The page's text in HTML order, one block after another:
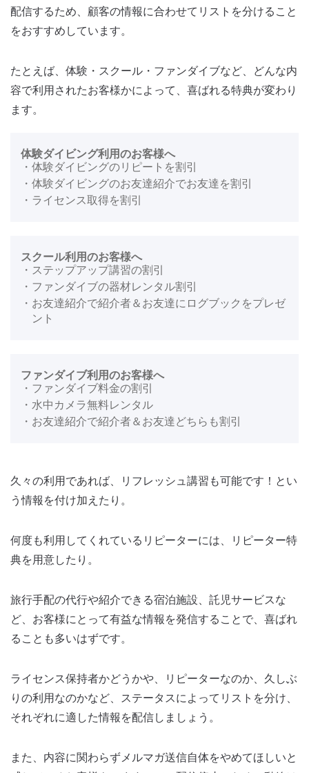
配信するため、顧客の情報に合わせてリストを分けること
をおすすめしています。
たとえば、体験・スクール・ファンダイブなど、どんな内
容で利用されたお客様かによって、喜ばれる特典が変わり
ます。
体験ダイビング利用のお客様へ
・体験ダイビングのリピートを割引
・体験ダイビングのお友達紹介でお友達を割引
・ライセンス取得を割引
スクール利用のお客様へ
・ステップアップ講習の割引
・ファンダイブの器材レンタル割引
・お友達紹介で紹介者＆お友達にログブックをプレゼ
ント
ファンダイブ利用のお客様へ
・ファンダイブ料金の割引
・水中カメラ無料レンタル
・お友達紹介で紹介者＆お友達どちらも割引
久々の利用であれば、リフレッシュ講習も可能です！とい
う情報を付け加えたり。
何度も利用してくれているリピーターには、リピーター特
典を用意したり。
旅行手配の代行や紹介できる宿泊施設、託児サービスな
ど、お客様にとって有益な情報を発信することで、喜ばれ
ることも多いはずです。
ライセンス保持者かどうかや、リピーターなのか、久しぶ
りの利用なのかなど、ステータスによってリストを分け、
それぞれに適した情報を配信しましょう。
また、内容に関わらずメルマガ送信自体をやめてほしいと